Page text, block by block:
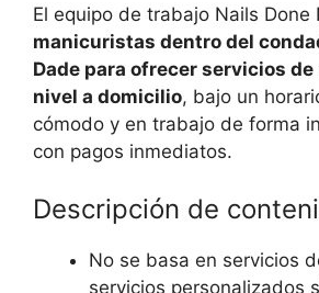
El equipo de trabajo Nails Done
manicuristas dentro del
Dade para ofrecer servicios
nivel a domicilio, bajo un
cómodo y en trabajo de forma
con pagos inmediatos.
Descripción de
No se basa en servicios
servicios personalizados